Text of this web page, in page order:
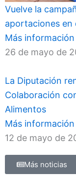
Vuelve la
aportaciones en
Más
26 de mayo de
La Diputación
Colaboración
Alimentos
Más
12 de mayo de
Más noticias